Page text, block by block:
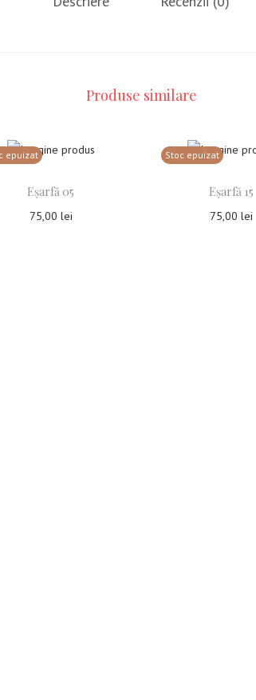
Produse similare
epuizat
Eșarfă 05
75,00 lei
Stoc epuizat
Eșarfă 15
75,00lei